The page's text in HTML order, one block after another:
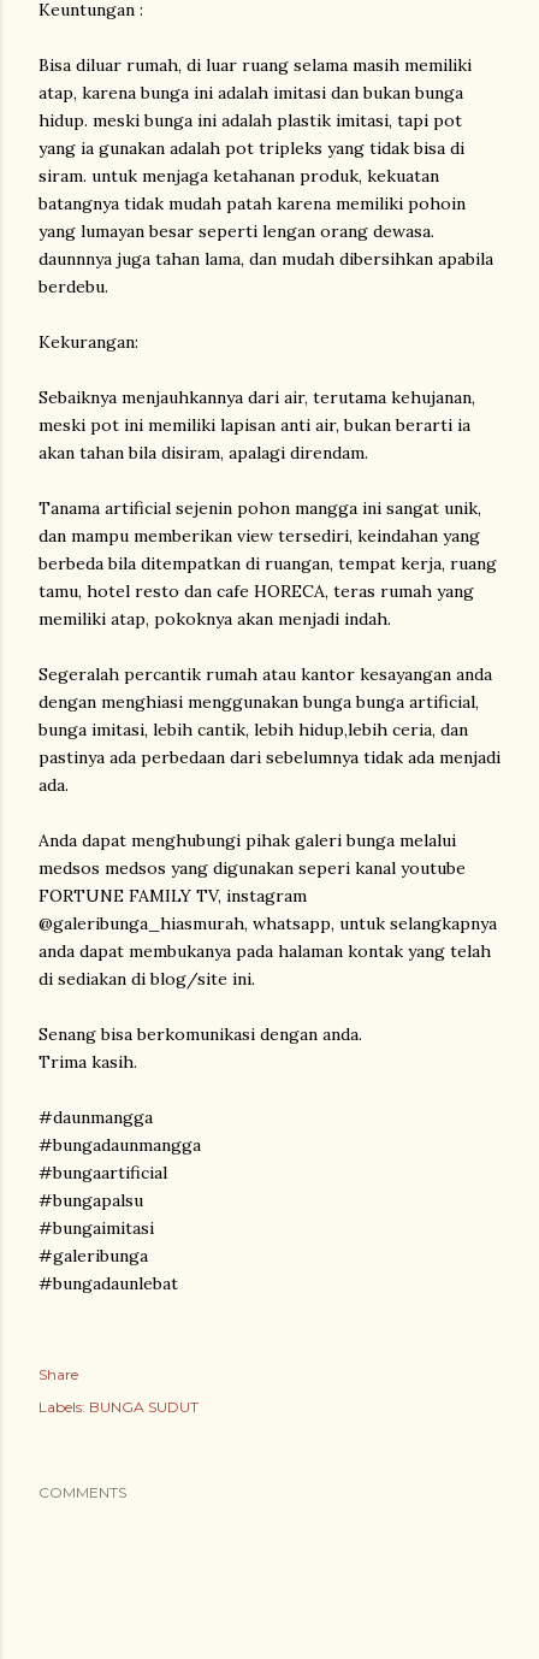
Keuntungan :
Bisa diluar rumah, di luar ruang selama masih memiliki
atap, karena bunga ini adalah imitasi dan bukan bunga
hidup. meski bunga ini adalah plastik imitasi, tapi pot
yang ia gunakan adalah pot tripleks yang tidak bisa di
siram. untuk menjaga ketahanan produk, kekuatan
batangnya tidak mudah patah karena memiliki pohoin
yang lumayan besar seperti lengan orang dewasa.
daunnnya juga tahan lama, dan mudah dibersihkan apabila
berdebu.
Kekurangan:
Sebaiknya menjauhkannya dari air, terutama kehujanan,
meski pot ini memiliki lapisan anti air, bukan berarti ia
akan tahan bila disiram, apalagi direndam.
Tanama artificial sejenin pohon mangga ini sangat unik,
dan mampu memberikan view tersediri, keindahan yang
berbeda bila ditempatkan di ruangan, tempat kerja, ruang
tamu, hotel resto dan cafe HORECA, teras rumah yang
memiliki atap, pokoknya akan menjadi indah.
Segeralah percantik rumah atau kantor kesayangan anda
dengan menghiasi menggunakan bunga bunga artificial,
bunga imitasi, lebih cantik, lebih hidup,lebih ceria, dan
pastinya ada perbedaan dari sebelumnya tidak ada menjadi
ada.
Anda dapat menghubungi pihak galeri bunga melalui
medsos medsos yang digunakan seperi kanal youtube
FORTUNE FAMILY TV, instagram
@galeribunga_hiasmurah, whatsapp, untuk selangkapnya
anda dapat membukanya pada halaman kontak yang telah
di sediakan di blog/site ini.
Senang bisa berkomunikasi dengan anda.
Trima kasih.
#daunmangga
#bungadaunmangga
#bungaartificial
#bungapalsu
#bungaimitasi
#galeribunga
#bungadaunlebat
Share
Labels: BUNGA SUDUT
COMMENTS